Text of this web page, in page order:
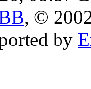
, ©
by